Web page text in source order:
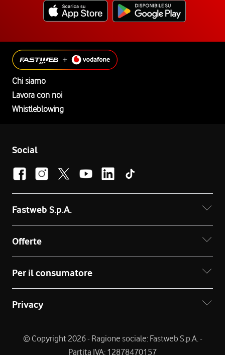
Chi siamo
Lavora con noi
Whistleblowing
Social
Fastweb S.p.A.
Offerte
Per il consumatore
Privacy
© Copyright 2026 - Ragione sociale: Fastweb S.p.A. -
Partita IVA: 12878470157